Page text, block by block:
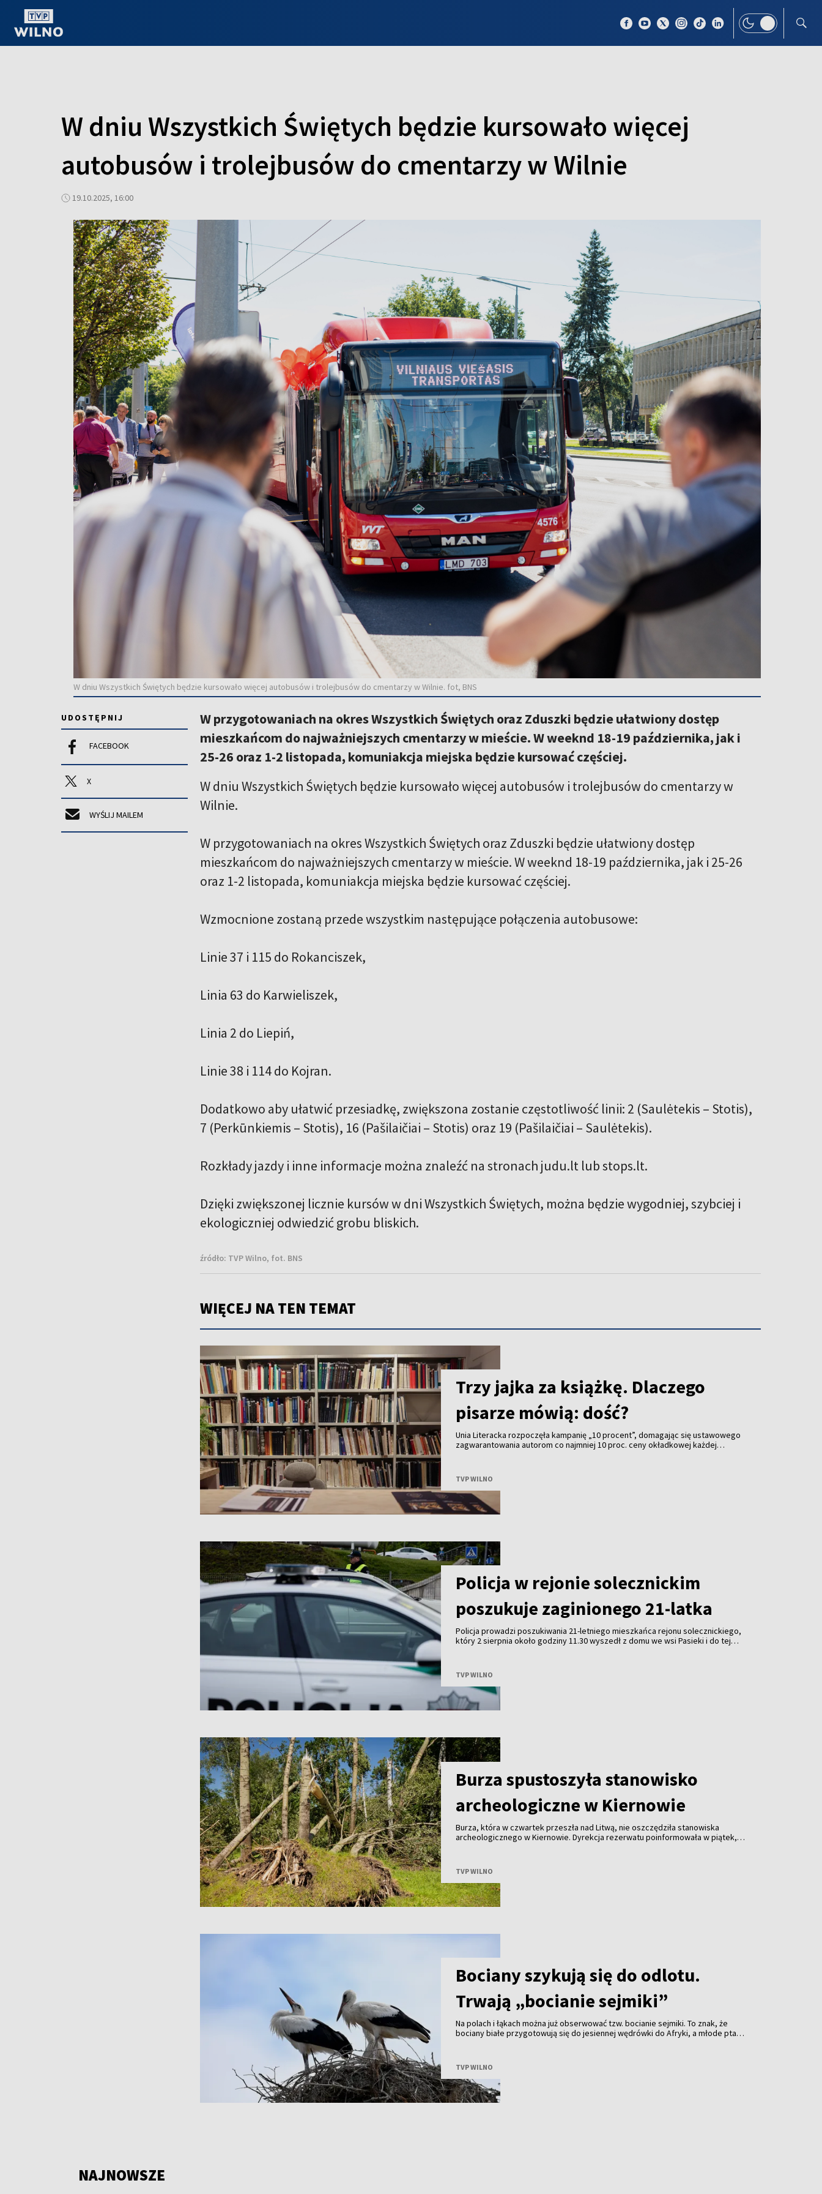
W dniu Wszystkich Świętych będzie kursowało więcej
autobusów i trolejbusów do cmentarzy w Wilnie
19.10.2025, 16:00
W dniu Wszystkich Świętych będzie kursowało więcej autobusów i trolejbusów do cmentarzy w Wilnie. fot, BNS
UDOSTĘPNIJ
FACEBOOK
X
WYŚLIJ MAILEM
W przygotowaniach na okres Wszystkich Świętych oraz Zduszki będzie ułatwiony dostęp
mieszkańcom do najważniejszych cmentarzy w mieście. W weeknd 18-19 października, jak i
25-26 oraz 1-2 listopada, komuniakcja miejska będzie kursować częściej.
W dniu Wszystkich Świętych będzie kursowało więcej autobusów i trolejbusów do cmentarzy w
Wilnie.
W przygotowaniach na okres Wszystkich Świętych oraz Zduszki będzie ułatwiony dostęp
mieszkańcom do najważniejszych cmentarzy w mieście. W weeknd 18-19 października, jak i 25-26
oraz 1-2 listopada, komuniakcja miejska będzie kursować częściej.
Wzmocnione zostaną przede wszystkim następujące połączenia autobusowe:
Linie 37 i 115 do Rokanciszek,
Linia 63 do Karwieliszek,
Linia 2 do Liepiń,
Linie 38 i 114 do Kojran.
Dodatkowo aby ułatwić przesiadkę, zwiększona zostanie częstotliwość linii: 2 (Saulėtekis – Stotis),
7 (Perkūnkiemis – Stotis), 16 (Pašilaičiai – Stotis) oraz 19 (Pašilaičiai – Saulėtekis).
Rozkłady jazdy i inne informacje można znaleźć na stronach judu.lt lubstops.lt.
Dzięki zwiększonej licznie kursów w dni Wszystkich Świętych, można będzie wygodniej, szybciej i
ekologiczniej odwiedzić grobu bliskich.
źródło: TVP Wilno, fot. BNS
WIĘCEJ NA TEN TEMAT
Trzy jajka za książkę. Dlaczego
pisarze mówią: dość?
Unia Literacka rozpoczęła kampanię „10 procent”, domagając się ustawowego
zagwarantowania autorom co najmniej 10 proc. ceny okładkowej każdej
tego powodu bliżej przyglądamy się liczbom i zarobkom pisarzy i
zastanawiamy się nad tym, czy na pewno wiemy, ile warte są dzisiaj książki?
TVP WILNO
Policja w rejonie solecznickim
poszukuje zaginionego 21-latka
Policja prowadzi poszukiwania 21-letniego mieszkańca rejonu solecznickiego,
który 2 sierpnia około godziny 11.30 wyszedł z domu we wsi Pasieki i do tej
TVP WILNO
Burza spustoszyła stanowisko
archeologiczne w Kiernowie
Burza, która w czwartek przeszła nad Litwą, nie oszczędziła stanowiska
archeologicznego w Kiernowie. Dyrekcja rezerwatu poinformowała w piątek,
TVP WILNO
Bociany szykują się do odlotu.
Trwają „bocianie sejmiki”
Na polach i łąkach można już obserwować tzw. bocianie sejmiki. To znak, że
bociany białe przygotowują się do jesiennej wędrówki do Afryki, a młode ptaki
TVP WILNO
NAJNOWSZE